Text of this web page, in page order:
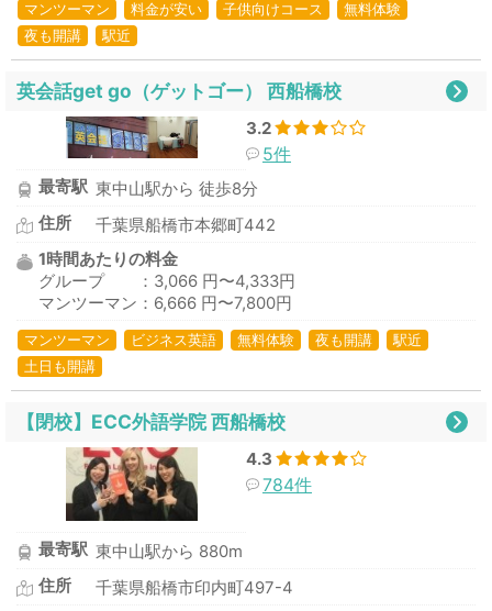
マンツーマン 料金が安い 子供向けコース
無料体験
夜も開講
駅近
英会話get go（ゲットゴー） 西船橋校
3.2
5件
最寄駅 東中山駅から 徒歩8分
住所
千葉県船橋市本郷町442
1時間あたりの料金
グループ ：3,066 円〜4,333円
マンツーマン：6,666 円〜7,800円
マンツーマン ビジネス英語 無料体験 夜も開講
駅近
土日も開講
【閉校】ECC外語学院 西船橋校
4.3
784件
最寄駅 東中山駅から 880m
住所
千葉県船橋市印内町497-4